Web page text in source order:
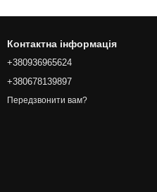
Контактна інформація
+380936965624
+380678139897
Передзвонити вам?